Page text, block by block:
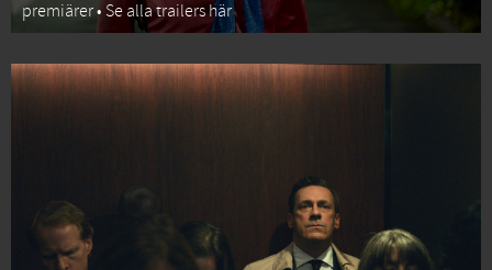
premiärer • Se alla trailers här